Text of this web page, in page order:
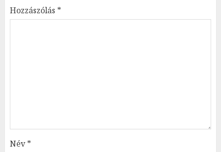
Hozzászólás *
Név*